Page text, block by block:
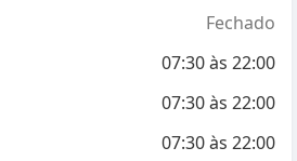
Fechado
07:30às 22:00
07:30às 22:00
07:30às 22:00